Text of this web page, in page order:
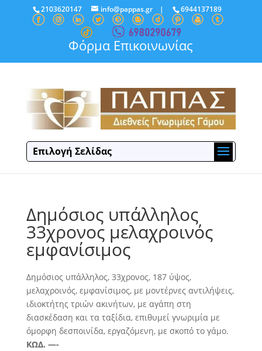
2103620147 info@pappas.gr| 6944137189
Φόρμα Επικοινωνίας
Επιλογή Σελίδας
Δημόσιος υπάλληλος
33χρονος μελαχροινός
εμφανίσιμος
Δημόσιος υπάλληλος, 33χρονος, 187 ύψος,
μελαχροινός, εμφανίσιμος, με μοντέρνες αντιλήψεις,
ιδιοκτήτης τριών ακινήτων, με αγάπη στη
διασκέδαση και τα ταξίδια, επιθυμεί γνωριμία με
όμορφη δεσποινίδα, εργαζόμενη, με σκοπό το γάμο.
ΚΩΔ. —-